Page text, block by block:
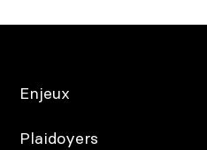
Enjeux
Plaidoyers